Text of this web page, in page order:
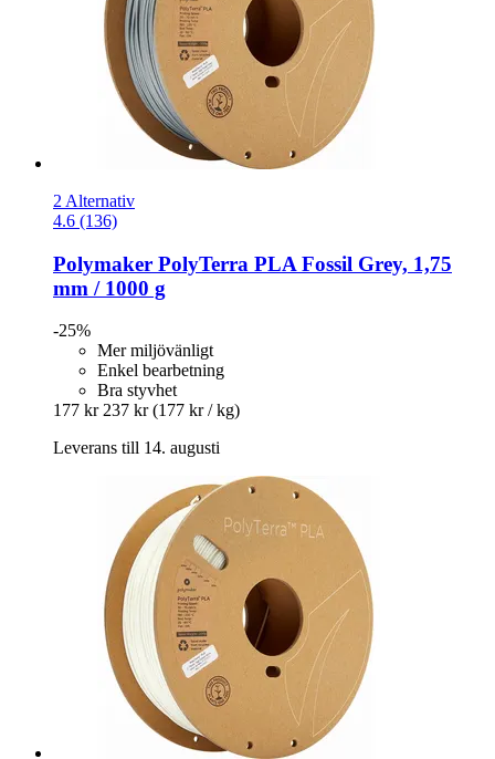
2 Alternativ
4.6 (136)
Polymaker PolyTerra PLA Fossil Grey, 1,75
mm / 1000 g
-25%
Mer miljövänligt
Enkel bearbetning
Bra styvhet
177 kr 237 kr (177 kr / kg)
Leverans till 14. augusti